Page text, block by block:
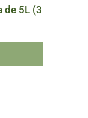
de 5L (3